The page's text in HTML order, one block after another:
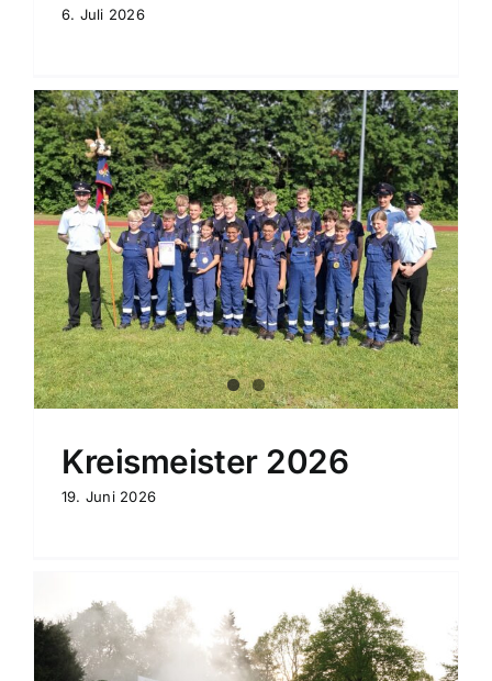
6. Juli 2026
Kreismeister 2026
19. Juni 2026